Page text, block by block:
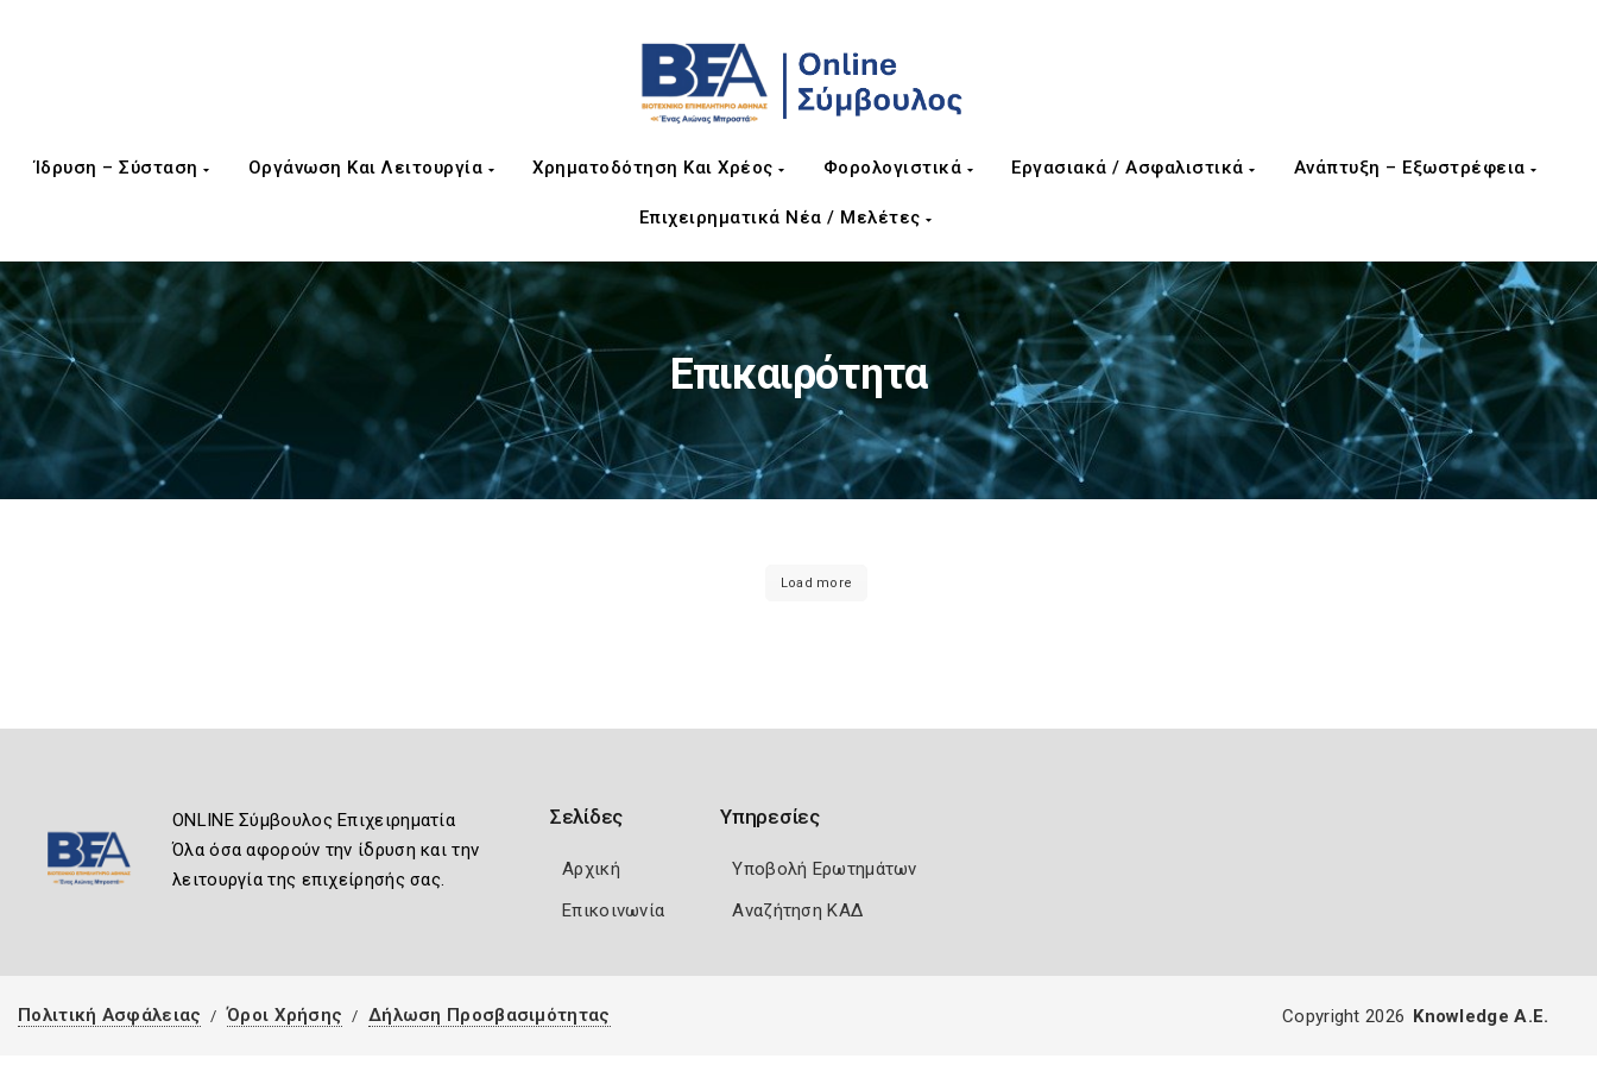
Ίδρυση – Σύσταση Οργάνωση Και Λειτουργία Χρηματοδότηση Και Χρέος Φορολογιστικά Εργασιακά / Ασφαλιστικά Ανάπτυξη – Εξωστρέφεια
Επιχειρηματικά Νέα / Μελέτες
Επικαιρότητα
Load more
ONLINE Σύμβουλος Επιχειρηματία
Όλα όσα αφορούν την ίδρυση και την
λειτουργία της επιχείρησής σας.
Σελίδες
Αρχική
Επικοινωνία
Υπηρεσίες
Υποβολή Ερωτημάτων
Αναζήτηση ΚΑΔ
Πολιτική Ασφάλειας Όροι Χρήσης Δήλωση Προσβασιμότητας Copyright 2026 Knowledge A.E.